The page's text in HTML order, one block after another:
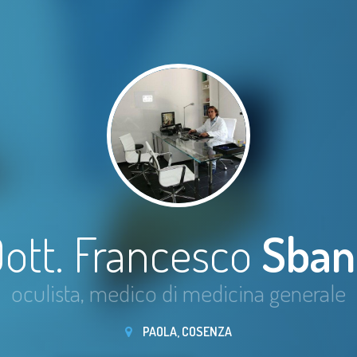
Francesco
oculista, medico di medicina generale
PAOLA, COSENZA